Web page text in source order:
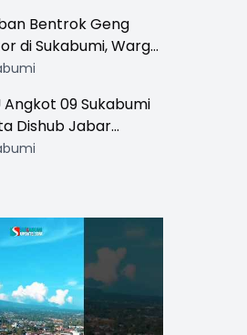
Bentrok Geng
di Sukabumi, Warga
Tangki
Angkot 09 Sukabumi
Dishub Jabar
Trayek Ciawi-